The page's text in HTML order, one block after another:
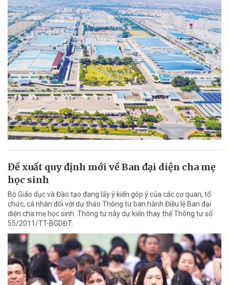
Đề xuất quy định mới về Ban đại diện cha mẹ
học sinh
Bộ Giáo dục và Đào tạo đang lấy ý kiến góp ý của các cơ quan, tổ
chức, cá nhân đối với dự thảo Thông tư ban hành Điều lệ Ban đại
diện cha mẹ học sinh. Thông tư này dự kiến thay thế Thông tư số
55/2011/TT-BGDĐT.